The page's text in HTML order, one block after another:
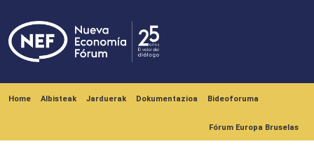
Home Albisteak Jarduerak Dokumentazioa Bideoforuma
Fórum Europa Bruselas